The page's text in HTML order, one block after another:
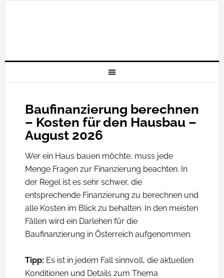
Baufinanzierung berechnen
– Kosten für den Hausbau –
August 2026
Wer ein Haus bauen möchte, muss jede
Menge Fragen zur Finanzierung beachten. In
der Regel ist es sehr schwer, die
entsprechende Finanzierung zu berechnen und
alle Kosten im Blick zu behalten. In den meisten
Fällen wird ein Darlehen für die
Baufinanzierung in Österreich aufgenommen.
Tipp: Es ist in jedem Fall sinnvoll, die aktuellen
Konditionen und Details zum Thema